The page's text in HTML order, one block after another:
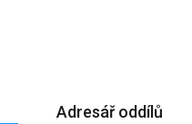
Adresář oddílů